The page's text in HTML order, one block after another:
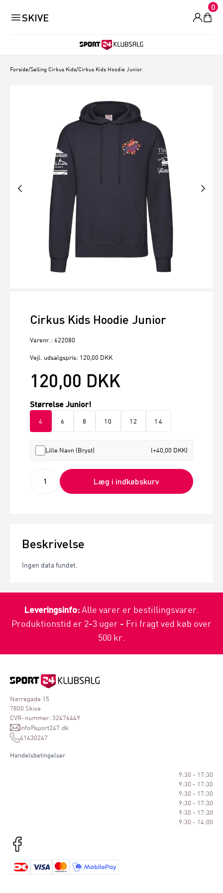
SKIVE
0
Forside/Salling Cirkus Kids/Cirkus Kids Hoodie Junior
Cirkus Kids Hoodie Junior
Varenr.: 622080
Vejl. udsalgspris: 120,00 DKK
120,00 DKK
Størrelse Junior!
4 6 8 10 12 14
Lille Navn (Bryst) (+40,00 DKK)
Læg i indkøbskurv
Beskrivelse
Ingen data fundet.
Leveringsinfo:Alle varer er bestillingsvarer.
Produktionstid er 2-3 uger - Fri fragt ved køb over
500 kr.
Nørregade 15
7800 Skive
CVR-nummer: 32476449
info@sport247.dk
41430247
Handelsbetingelser
9:30 - 17:30
9:30 - 17:30
9:30 - 17:30
9:30 - 17:30
9:30 - 17:30
9:30 - 14:00